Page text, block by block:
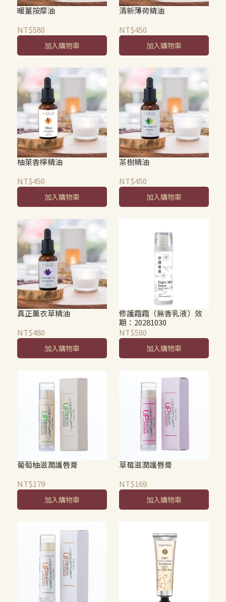
暖薑按摩油
NT$580
加入購物車
清新薄荷精油
NT$450
加入購物車
柚萊香檸精油
NT$450
加入購物車
茶樹精油
NT$450
加入購物車
真正薰衣草精油
NT$480
加入購物車
修護霜霜（無香乳液）效
期：20281030
NT$580
加入購物車
葡萄柚滋潤護唇膏
NT$179
加入購物車
草莓滋潤護唇膏
NT$169
加入購物車